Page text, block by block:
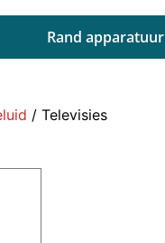
Rand apparatuur
/ Televisies